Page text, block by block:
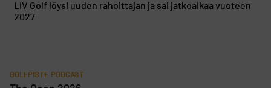
LIV Golf löysi uuden rahoittajan ja sai jatkoaikaa vuoteen
2027
GOLFPISTE PODCAST